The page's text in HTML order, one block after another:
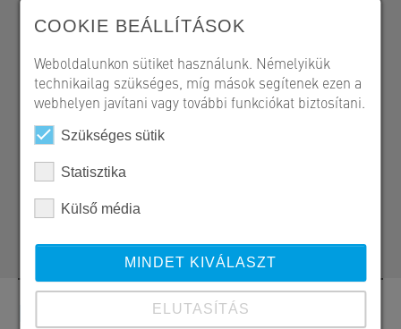
Mély- és vízépítés
SW Umwelttechnik Magyarország Kft.
H 2339 Majosháza, Tóközi út 10.
06 24 620 422
COOKIE BEÁLLÍTÁSOK
Weboldalunkon sütiket használunk. Némelyikük
technikailag szükséges, míg mások segítenek ezen a
webhelyen javítani vagy további funkciókat biztosítani.
Szükséges sütik
Statisztika
Külső média
MINDET KIVÁLASZT
ELUTASÍTÁS